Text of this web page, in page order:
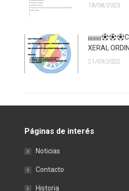
18/08/2023
¡¡¡¡¡¡¡¡¡
XERAL
21/09/2022
Páginas de interés
Noticias
Contacto
Historia